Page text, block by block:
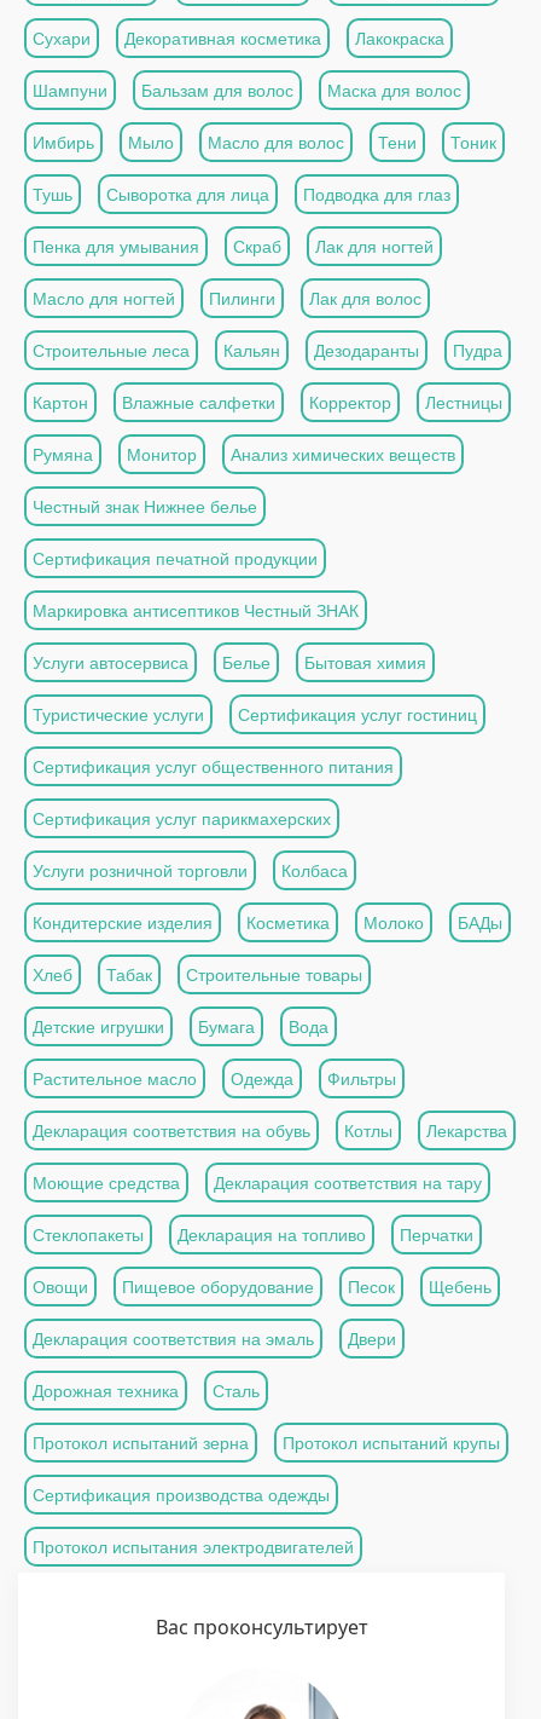
Сухари Декоративная косметика Лакокраска
Шампуни Бальзам для волос Маска для волос
Имбирь Мыло Масло для волос Тени Тоник
Тушь Сыворотка для лица Подводка для глаз
Пенка для умывания Скраб Лак для ногтей
Масло для ногтей Пилинги Лак для волос
Строительные леса Кальян Дезодаранты Пудра
Картон Влажные салфетки Корректор Лестницы
Румяна Монитор Анализ химических веществ
Честный знак Нижнее белье
Сертификация печатной продукции
Маркировка антисептиков Честный ЗНАК
Услуги автосервиса Белье Бытовая химия
Туристические услуги Сертификация услуг гостиниц
Сертификация услуг общественного питания
Сертификация услуг парикмахерских
Услуги розничной торговли Колбаса
Кондитерские изделия Косметика Молоко БАДы
Хлеб Табак Строительные товары
Детские игрушки Бумага Вода
Растительное масло Одежда Фильтры
Декларация соответствия на обувь Котлы Лекарства
Моющие средства Декларация соответствия на тару
Стеклопакеты Декларация на топливо Перчатки
Овощи Пищевое оборудование Песок Щебень
Декларация соответствия на эмаль Двери
Дорожная техника Сталь
Протокол испытаний зерна Протокол испытаний крупы
Сертификация производства одежды
Протокол испытания электродвигателей
Вас проконсультирует